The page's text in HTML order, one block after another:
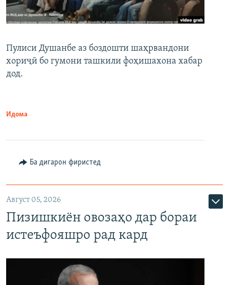
Пулиси Душанбе аз боздошти шаҳрвандони
хориҷӣ бо гумони ташкили фоҳишахона хабар
дод.
Идома
Ба дигарон фиристед
Август 05, 2026
Пизишкиён овозаҳо дар бораи
истеъфояшро рад кард